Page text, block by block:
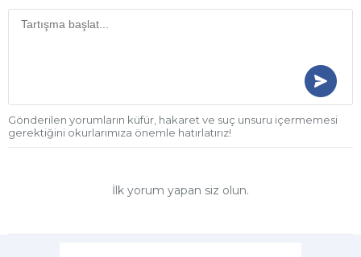
Gönderilen yorumların küfür, hakaret ve suç unsuru içermemesi
gerektiğini okurlarımıza önemle hatırlatırız!
İlk yorum yapan siz olun.